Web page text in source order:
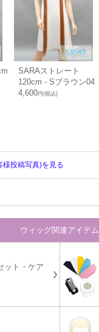
SARAストレート
120cm - Sブラウン04
4,600円(税込)
様投稿写真)を見る
ウィッグ関連アイテム
ット・ケア